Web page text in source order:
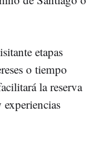
etapas
o tiempo
la reserva
experiencias